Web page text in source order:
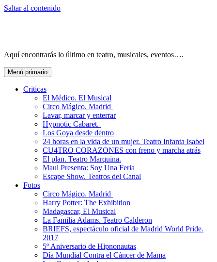
Saltar al contenido
Aquí encontrarás lo último en teatro, musicales, eventos….
Menú primario
Criticas
El Médico. El Musical
Circo Mágico. Madrid
Lavar, marcar y enterrar
Hypnotic Cabaret.
Los Goya desde dentro
24 horas en la vida de un mujer. Teatro Infanta Isabel
CU4TRO CORAZONES con freno y marcha atrás
El plan. Teatro Marquina.
Maui Presenta: Soy Una Feria
Escape Show. Teatros del Canal
Fotos
Circo Mágico. Madrid
Harry Potter: The Exhibition
Madagascar, El Musical
La Familia Adams. Teatro Calderon
BRIEFS, espectáculo oficial de Madrid World Pride.
2017
5º Aniversario de Hipnonautas
Día Mundial Contra el Cáncer de Mama